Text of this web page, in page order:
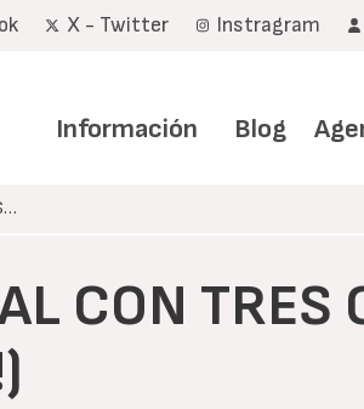
X - Twitter Instragram
Información Blog
CON TRES